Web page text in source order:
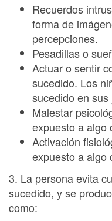
Recuerdos
forma de
percepciones.
Pesadillas o
Actuar o sentir
sucedido. Los
sucedido en sus
Malestar
expuesto a algo
Activación
expuesto a algo
3. La persona evita
sucedido, y se
como: